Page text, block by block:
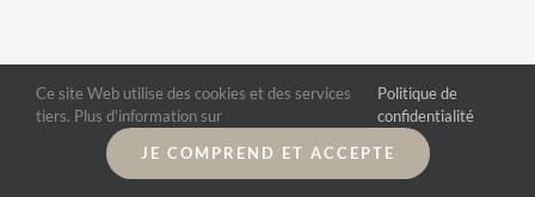
Ce site Web utilise des cookies et des services
tiers. Plus d'information sur
Politique de
confidentialité
JE COMPREND ET ACCEPTE